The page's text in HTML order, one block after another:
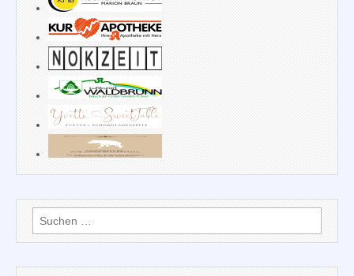
Suchen
nach: